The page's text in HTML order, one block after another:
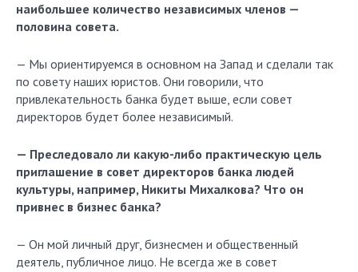
наибольшее количество независимых членов —
половина совета.
— Мы ориентируемся в основном на Запад и сделали так
по совету наших юристов. Они говорили, что
привлекательность банка будет выше, если совет
директоров будет более независимый.
— Преследовало ли какую-либо практическую цель
приглашение в совет директоров банка людей
культуры, например, Никиты Михалкова? Что он
привнес в бизнес банка?
— Он мой личный друг, бизнесмен и общественный
деятель, публичное лицо. Не всегда же в совет